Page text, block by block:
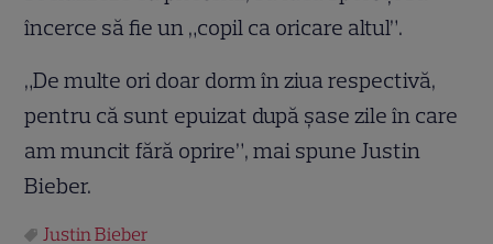
încerce să fie un „copil ca oricare altul”.
„De multe ori doar dorm în ziua respectivă,
pentru că sunt epuizat după şase zile în care
am muncit fără oprire”, mai spune Justin
Bieber.
Justin Bieber